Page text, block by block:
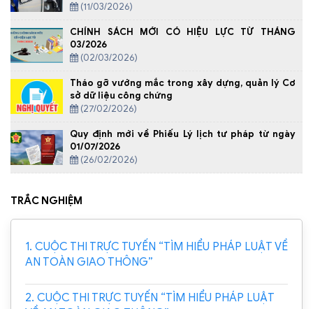
(11/03/2026)
CHÍNH SÁCH MỚI CÓ HIỆU LỰC TỪ THÁNG
03/2026
(02/03/2026)
Tháo gỡ vướng mắc trong xây dựng, quản lý Cơ
sở dữ liệu công chứng
(27/02/2026)
Quy định mới về Phiếu Lý lịch tư pháp từ ngày
01/07/2026
(26/02/2026)
TRẮC NGHIỆM
1. CUỘC THI TRỰC TUYẾN “TÌM HIỂU PHÁP LUẬT VỀ
AN TOÀN GIAO THÔNG”
2. CUỘC THI TRỰC TUYẾN “TÌM HIỂU PHÁP LUẬT